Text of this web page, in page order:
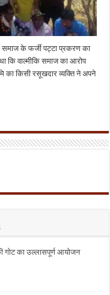
के फर्जी पट्टा प्रकरण का
वाल्मीकि समाज का आरोप
का किसी रसूखदार व्यक्ति ने अपने
गोट का उल्लासपूर्ण आयोजन